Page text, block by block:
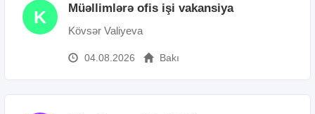
K Müəllimlərə ofis işi vakansiya
Kövsər Valiyeva
04.08.2026 Bakı